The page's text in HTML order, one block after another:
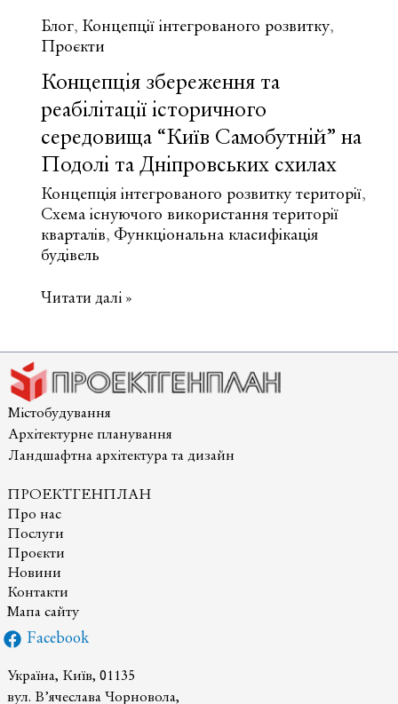
Блог, Концепції інтегрованого розвитку,
Проєкти
Концепція збереження та
реабілітації історичного
середовища “Київ Самобутній” на
Подолі та Дніпровських схилах
Концепція інтегрованого розвитку території,
Схема існуючого використання території
кварталів, Функціональна класифікація
будівель
Концепція
історичного
середовища
“Київ
Самобутній”
на
та
Дніпровських
схилах
Читати далі »
Містобудування
Архітектурне планування
Ландшафтна архітектура та дизайн
ПРОЕКТГЕНПЛАН
Про нас
Послуги
Проєкти
Новини
Контакти
Мапа сайту
Facebook
Україна, Київ, 01135
вул. В’ячеслава Чорновола,